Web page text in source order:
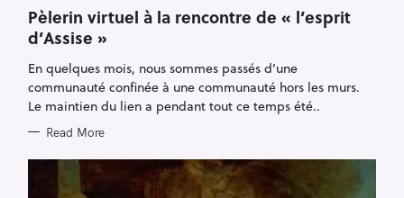
T
E
G
O
I
E
S
Pèlerin virtuel à la rencontre de « l’esprit
d’Assise »
En quelques mois, nous sommes passés d’une
communauté confinée à une communauté hors les murs.
Le maintien du lien a pendant tout ce temps été..
Read More